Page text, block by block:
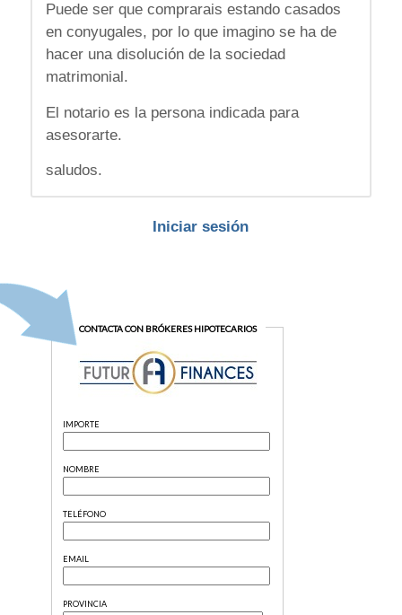
Puede ser que comprarais estando casados
en conyugales, por lo que imagino se ha de
hacer una disolución de la sociedad
matrimonial.
El notario es la persona indicada para
asesorarte.
saludos.
Iniciar sesión